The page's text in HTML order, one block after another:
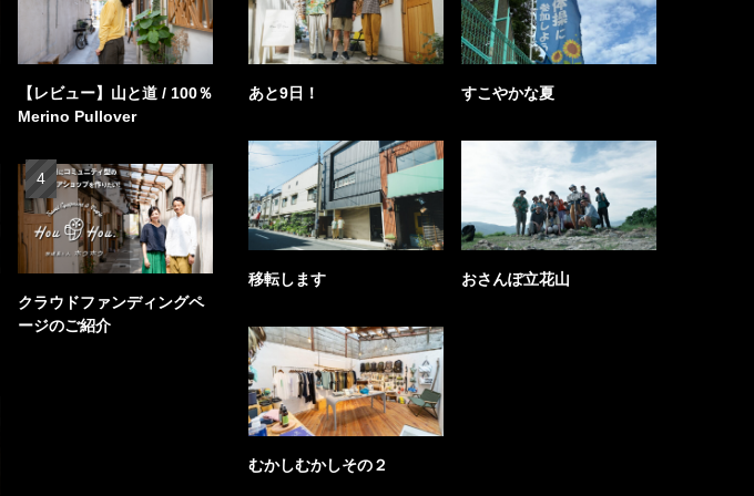
【レビュー】山と道 / 100％
Merino Pullover
クラウドファンディングペ
ージのご紹介
あと9日！ すこやかな夏
移転します おさんぽ立花山
むかしむかしその２